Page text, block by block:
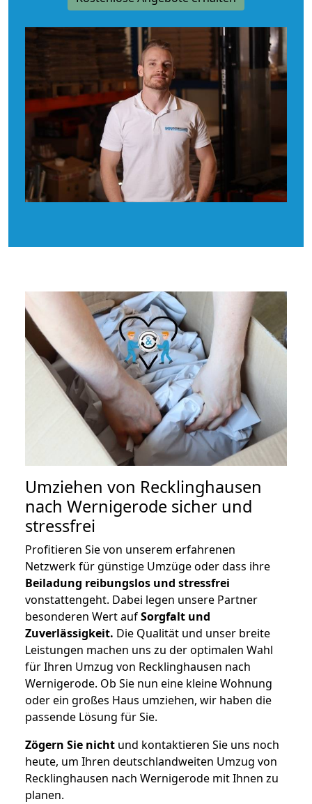
Umziehen von Recklinghausen
nach Wernigerode sicher und
stressfrei
Profitieren Sie von unserem erfahrenen
Netzwerk für günstige Umzüge oder dass ihre
Beiladung reibungslos und stressfrei
vonstattengeht. Dabei legen unsere Partner
besonderen Wert aufSorgfalt und
Zuverlässigkeit. Die Qualität und unser breite
Leistungen machen uns zu der optimalen Wahl
für Ihren Umzug von Recklinghausen nach
Wernigerode. Ob Sie nun eine kleine Wohnung
oder ein großes Haus umziehen, wir haben die
passende Lösung für Sie.
Zögern Sie nicht und kontaktieren Sie uns noch
heute, um Ihren deutschlandweiten Umzug von
Recklinghausen nach Wernigerode mit Ihnen zu
planen.